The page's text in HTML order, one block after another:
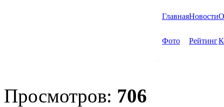
ГлавнаяНовости
Фото Рейтинг
Просмотров: 706